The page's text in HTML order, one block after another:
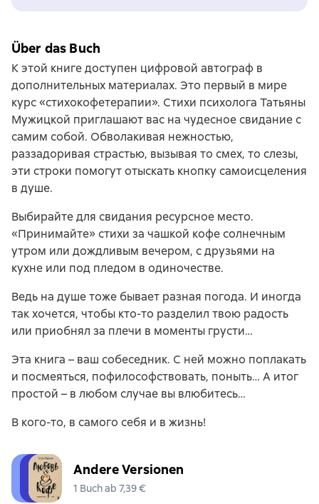
Über das Buch
К этой книге доступен цифровой автограф в
дополнительных материалах. Это первый в мире
курс «стихокофетерапии». Стихи психолога Татьяны
Мужицкой приглашают вас на чудесное свидание с
самим собой. Обволакивая нежностью,
раззадоривая страстью, вызывая то смех, то слезы,
эти строки помогут отыскать кнопку самоисцеления
в душе.
Выбирайте для свидания ресурсное место.
«Принимайте» стихи за чашкой кофе солнечным
утром или дождливым вечером, с друзьями на
кухне или под пледом в одиночестве.
Ведь на душе тоже бывает разная погода. И иногда
так хочется, чтобы кто-то разделил твою радость
или приобнял за плечи в моменты грусти…
Эта книга – ваш собеседник. С ней можно поплакать
и посмеяться, пофилософствовать, поныть… А итог
простой – в любом случае вы влюбитесь…
В кого-то, в самого себя и в жизнь!
Andere Versionen
1 Buch ab 7,39 €